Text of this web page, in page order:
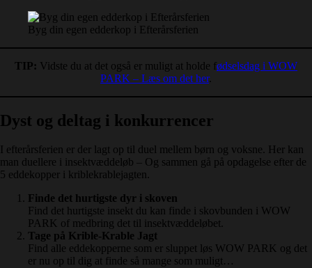
Byg din egen edderkop i Efterårsferien
TIP: Vidste du at det også er muligt at holde fødselsdag i WOW
PARK – Læs om det her.
Dyst og deltag i konkurrencer
I efterårsferien er der lagt op til duel mellem børn og voksne. Her kan
man duellere i insektvæddeløb – Og sammen gå på opdagelse efter de
5 eddekopper i kriblekrablejagten.
Finde det hurtigste dyr i skoven
Find det hurtigste insekt du kan finde i skovbunden i WOW
PARK of medbring det til insektvæddeløbet.
Tage på Krible-Krable Jagt
Find alle eddekopperne som er sluppet løs WOW PARK og det
er nu op til dig at finde så mange som muligt…